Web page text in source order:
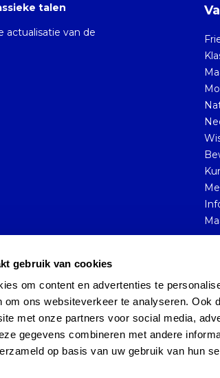
gebruik van cookies
om content en advertenties te
om ons websiteverkeer te analyseren. Ook
met onze partners voor social media,
gegevens combineren met andere
op basis van uw gebruik van hun
talen
actualisatie van de
Sitemap Privacy Policy